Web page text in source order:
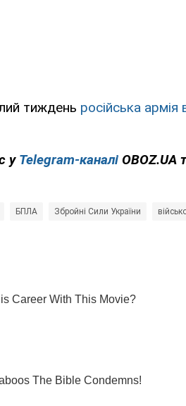
тиждень російська армія
у Telegram-каналі OBOZ.UA
БПЛА Збройні Сили України